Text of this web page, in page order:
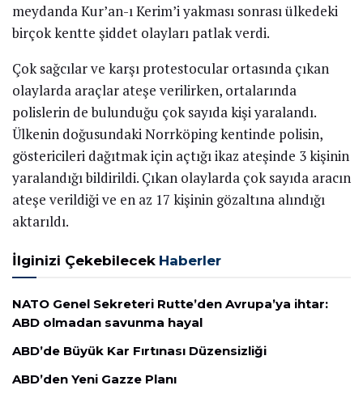
meydanda Kur’an-ı Kerim’i yakması sonrası ülkedeki
birçok kentte şiddet olayları patlak verdi.
Çok sağcılar ve karşı protestocular ortasında çıkan
olaylarda araçlar ateşe verilirken, ortalarında
polislerin de bulunduğu çok sayıda kişi yaralandı.
Ülkenin doğusundaki Norrköping kentinde polisin,
göstericileri dağıtmak için açtığı ikaz ateşinde 3 kişinin
yaralandığı bildirildi. Çıkan olaylarda çok sayıda aracın
ateşe verildiği ve en az 17 kişinin gözaltına alındığı
aktarıldı.
İlginizi Çekebilecek Haberler
NATO Genel Sekreteri Rutte’den Avrupa’ya ihtar:
ABD olmadan savunma hayal
ABD’de Büyük Kar Fırtınası Düzensizliği
ABD’den Yeni Gazze Planı